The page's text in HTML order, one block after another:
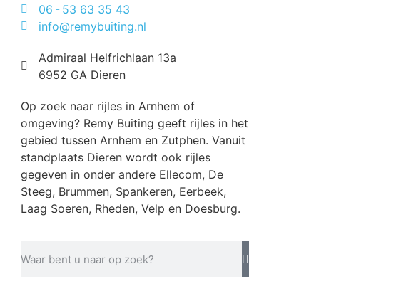
06 - 53 63 35 43
info@remybuiting.nl
Admiraal Helfrichlaan 13a
6952 GA Dieren
Op zoek naar rijles in Arnhem of
omgeving? Remy Buiting geeft rijles in het
gebied tussen Arnhem en Zutphen. Vanuit
standplaats Dieren wordt ook rijles
gegeven in onder andere Ellecom, De
Steeg, Brummen, Spankeren, Eerbeek,
Laag Soeren, Rheden, Velp en Doesburg.